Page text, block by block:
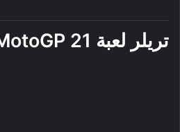
تريلر لعبة 21